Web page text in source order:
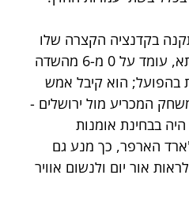
בקדנציה הקצרה שלו
אשתקד בעירוני קריית אתא, עומד על 0 מ-6 מהשדה
בהפועל; הוא קיבל אמש
במשחק המכריע מול ירושלים -
בבחינת אומנות
הארפר, כך מנע גם
אור יום ולנשום אוויר